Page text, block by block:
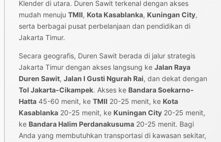
Klender di utara. Duren Sawit terkenal dengan akses
mudah menuju TMII, Kota Kasablanka, Kuningan City,
serta berbagai pusat perbelanjaan dan pendidikan di
Jakarta Timur.
Secara geografis, Duren Sawit berada di jalur strategis
Jakarta Timur dengan akses langsung ke Jalan Raya
Duren Sawit, Jalan I Gusti Ngurah Rai, dan dekat dengan
Tol Jakarta-Cikampek. Akses ke Bandara Soekarno-
Hatta45-60 menit, ke TMII 20-25 menit, ke Kota
Kasablanka20-25 menit, ke Kuningan City20-25 menit,
ke Bandara Halim Perdanakusuma20-25 menit. Bagi
Anda yang membutuhkan transportasi di kawasan sekitar,